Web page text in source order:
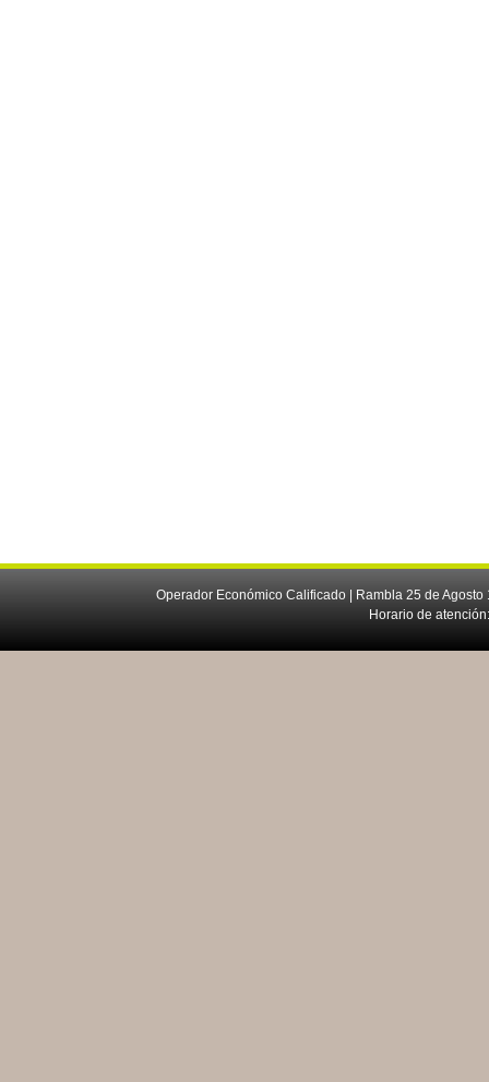
Operador Económico Calificado | Rambla 25 de
Horario de